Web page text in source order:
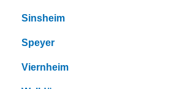
Sinsheim
Speyer
Viernheim